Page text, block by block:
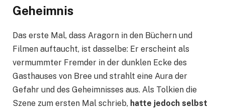
Geheimnis
Das erste Mal, dass Aragorn in den Büchern und
Filmen auftaucht, ist dasselbe: Er erscheint als
vermummter Fremder in der dunklen Ecke des
Gasthauses von Bree und strahlt eine Aura der
Gefahr und des Geheimnisses aus. Als Tolkien die
Szene zum ersten Mal schrieb, hatte jedoch selbst